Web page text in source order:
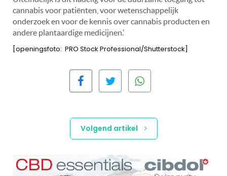
cannabis voor patiënten, voor wetenschappelijk
onderzoek en voor de kennis over cannabis producten en
andere plantaardige medicijnen.’
[openingsfoto: PRO Stock Professional/Shutterstock]
Volgend artikel